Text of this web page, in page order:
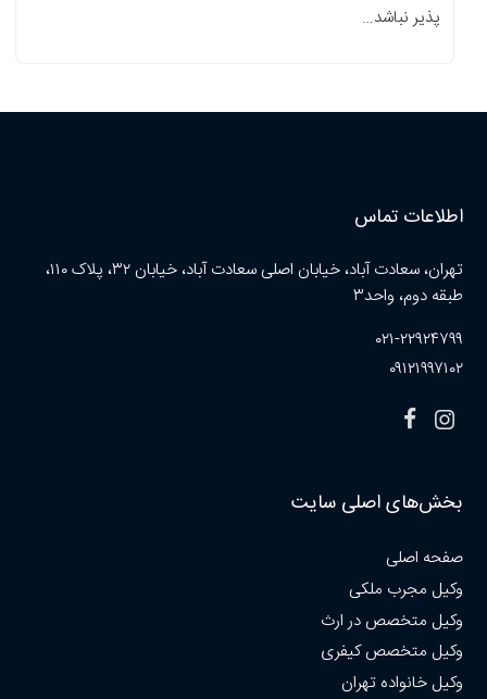
پذیر نباشد…
اطلاعات تماس
تهران، سعادت آباد، خیابان اصلی سعادت آباد، خیابان ۳۲، پلاک ۱۱۰،
طبقه دوم، واحد۳
۰۲۱-۲۲۹۲۴۷۹۹
۰۹۱۲۱۹۹۷۱۰۲
بخش‌های اصلی سایت
صفحه اصلی
وکیل مجرب ملکی
وکیل متخصص در ارث
وکیل متخصص کیفری
وکیل خانواده تهران